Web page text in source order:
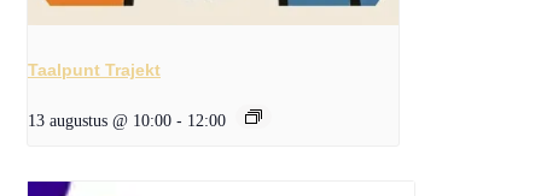
Taalpunt Trajekt
13 augustus @ 10:00 - 12:00